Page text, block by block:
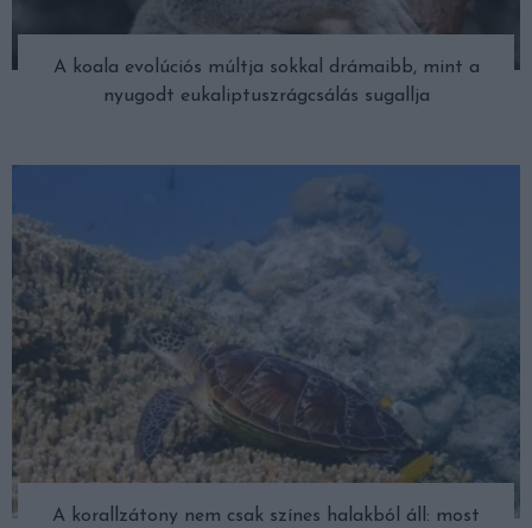
A koala evolúciós múltja sokkal drámaibb, mint a
nyugodt eukaliptuszrágcsálás sugallja
A korallzátony nem csak színes halakból áll: most